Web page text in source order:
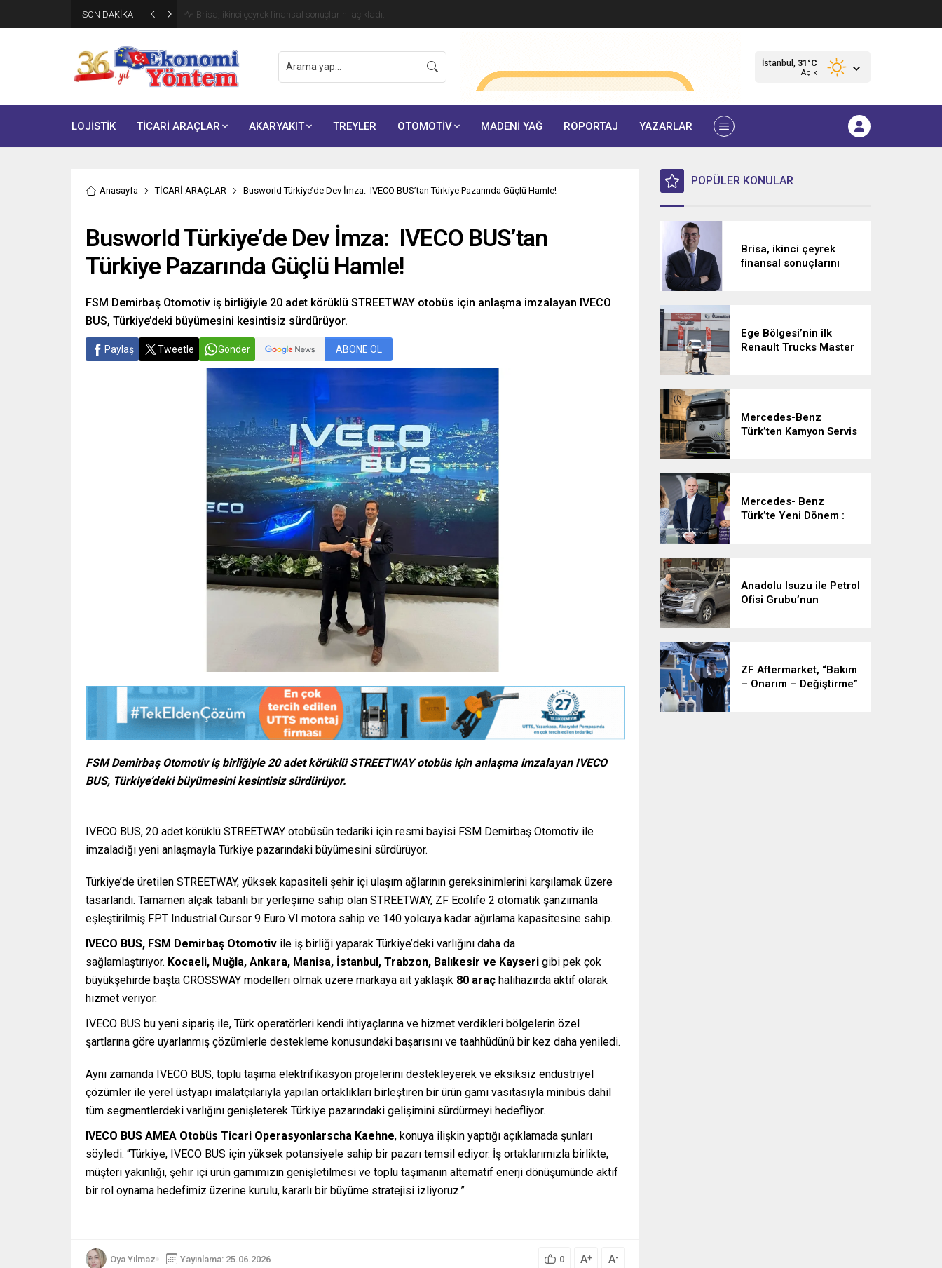
SON DAKİKA Brisa, ikinci çeyrek finansal sonuçlarını açıkladı:
İstanbul, 31 °C
Açık
LOJİSTİK TİCARİ ARAÇLAR AKARYAKIT TREYLER OTOMOTİV MADENİ YAĞ RÖPORTAJ YAZARLAR
Anasayfa TİCARİ ARAÇLAR Busworld Türkiye’de Dev İmza: IVECO BUS’tan Türkiye Pazarında Güçlü Hamle!
Busworld Türkiye’de Dev İmza: IVECO BUS’tan
Türkiye Pazarında Güçlü Hamle!
FSM Demirbaş Otomotiv iş birliğiyle 20 adet körüklü STREETWAY otobüs için anlaşma imzalayan IVECO
BUS, Türkiye’deki büyümesini kesintisiz sürdürüyor.
Paylaş Tweetle Gönder ABONE OL
FSM Demirbaş Otomotiv iş birliğiyle 20 adet körüklü STREETWAY otobüs için anlaşma imzalayan IVECO
BUS, Türkiye’deki büyümesini kesintisiz sürdürüyor.
IVECO BUS, 20 adet körüklü STREETWAY otobüsün tedariki için resmi bayisi FSM Demirbaş Otomotiv ile
imzaladığı yeni anlaşmayla Türkiye pazarındaki büyümesini sürdürüyor.
Türkiye’de üretilen STREETWAY, yüksek kapasiteli şehir içi ulaşım ağlarının gereksinimlerini karşılamak üzere
tasarlandı. Tamamen alçak tabanlı bir yerleşime sahip olan STREETWAY, ZF Ecolife 2 otomatik şanzımanla
eşleştirilmiş FPT Industrial Cursor 9 Euro VI motora sahip ve 140 yolcuya kadar ağırlama kapasitesine sahip.
IVECO BUS, FSM Demirbaş Otomotiv ile iş birliği yaparak Türkiye’deki varlığını daha da
sağlamlaştırıyor. Kocaeli, Muğla, Ankara, Manisa, İstanbul, Trabzon, Balıkesir ve Kayseri gibi pek çok
büyükşehirde başta CROSSWAY modelleri olmak üzere markaya ait yaklaşık 80 araç halihazırda aktif olarak
hizmet veriyor.
IVECO BUS bu yeni sipariş ile, Türk operatörleri kendi ihtiyaçlarına ve hizmet verdikleri bölgelerin özel
şartlarına göre uyarlanmış çözümlerle destekleme konusundaki başarısını ve taahhüdünü bir kez daha yeniledi.
Aynı zamanda IVECO BUS, toplu taşıma elektrifikasyon projelerini destekleyerek ve eksiksiz endüstriyel
çözümler ile yerel üstyapı imalatçılarıyla yapılan ortaklıkları birleştiren bir ürün gamı vasıtasıyla minibüs dahil
tüm segmentlerdeki varlığını genişleterek Türkiye pazarındaki gelişimini sürdürmeyi hedefliyor.
IVECO BUS AMEA Otobüs Ticari Operasyonlarscha Kaehne, konuya ilişkin yaptığı açıklamada şunları
söyledi: “Türkiye, IVECO BUS için yüksek potansiyele sahip bir pazarı temsil ediyor. İş ortaklarımızla birlikte,
müşteri yakınlığı, şehir içi ürün gamımızın genişletilmesi ve toplu taşımanın alternatif enerji dönüşümünde aktif
bir rol oynama hedefimiz üzerine kurulu, kararlı bir büyüme stratejisi izliyoruz.”
Oya Yılmaz Yayınlama: 25.06.2026 0 A+ A-
POPÜLER KONULAR
Brisa, ikinci çeyrek
finansal sonuçlarını
Ege Bölgesi’nin ilk
Renault Trucks Master
Mercedes-Benz
Türk’ten Kamyon Servis
Mercedes- Benz
Türk’te Yeni Dönem :
Anadolu Isuzu ile Petrol
Ofisi Grubu’nun
ZF Aftermarket, “Bakım
– Onarım – Değiştirme”